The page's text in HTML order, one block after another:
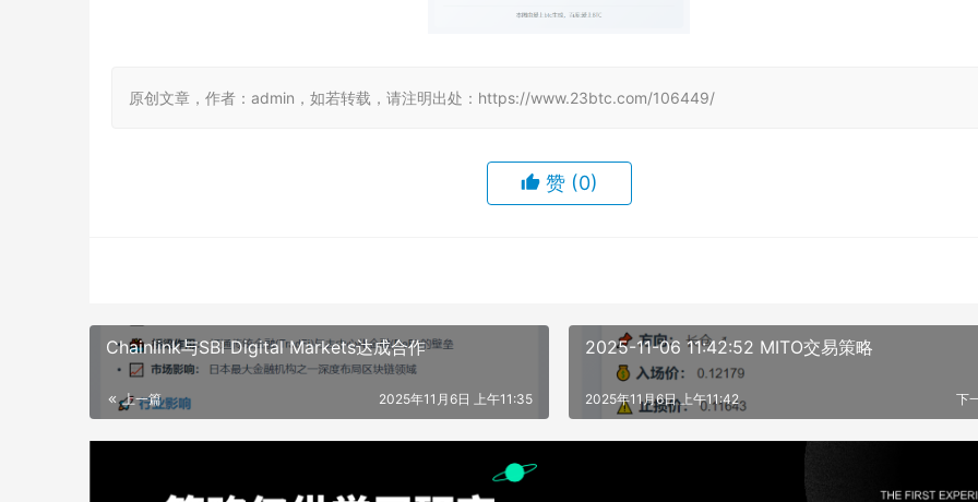
原创文章，作者：admin，如若转载，请注明出处：https://www.23btc.com/106449/
赞 (0)
Chainlink与SBI Digital Markets达成合作
上一篇 2025年11月6日 上午11:35
2025-11-06 11:42:52 MITO交易策略
下
2025年11月6日 上午11:42